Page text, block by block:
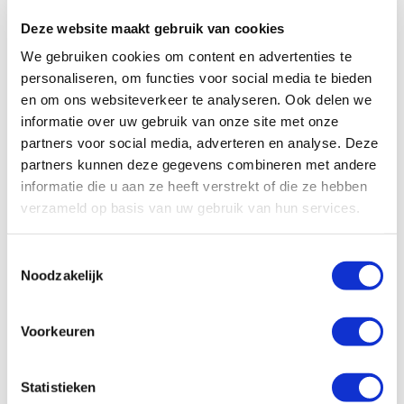
Deze website maakt gebruik van cookies
We gebruiken cookies om content en advertenties te
personaliseren, om functies voor social media te bieden
en om ons websiteverkeer te analyseren. Ook delen we
informatie over uw gebruik van onze site met onze
partners voor social media, adverteren en analyse. Deze
partners kunnen deze gegevens combineren met andere
informatie die u aan ze heeft verstrekt of die ze hebben
verzameld op basis van uw gebruik van hun services.
Noodzakelijk
Voorkeuren
Statistieken
Extra informatie
Het College ter Beoordeling van Geneesmiddelen (CBG)
heeft in 2017 in samenwerking met de producent Roche
een brochure gemaakt die gaat over het minimaliseren
van het risico voor patiënten die worden behandeld met
rituximab. De brochure staat op deze website in de
sectie BIBLIOTHEEK – OVERIGE ARTIKELEN. U kunt
ookde CBG brochure hier direct bekijken.
Tot slot:
Mensen met vasculitis gebruiken vaak verschillende
medicijnen. Het gelijktijdig gebruik van verschillende
medicijnen is niet altijd veilig. Licht daarom altijd uw
rituximab en vertel wanneer u het laatste
infuus
heeft